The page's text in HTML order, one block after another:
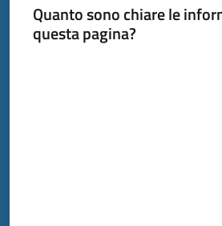
Quanto sono chiare le
questa pagina?